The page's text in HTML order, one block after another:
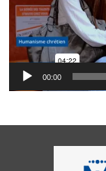
00:00